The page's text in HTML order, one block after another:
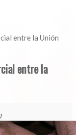
entre la Unión
entre la